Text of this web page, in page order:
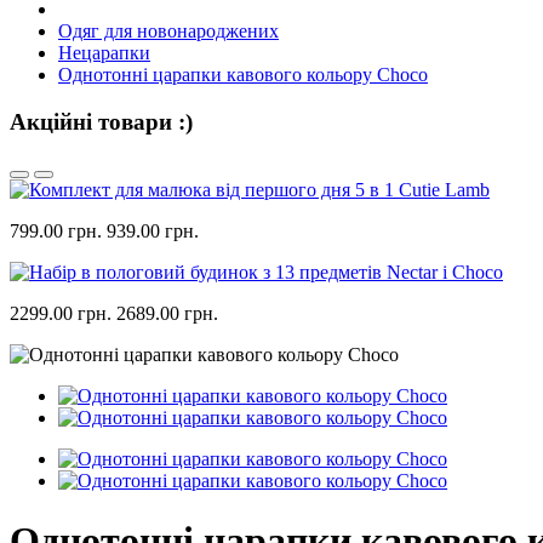
Одяг для новонароджених
Нецарапки
Однотонні царапки кавового кольору Choco
Акційні товари :)
799.00 грн. 939.00 грн.
2299.00 грн. 2689.00 грн.